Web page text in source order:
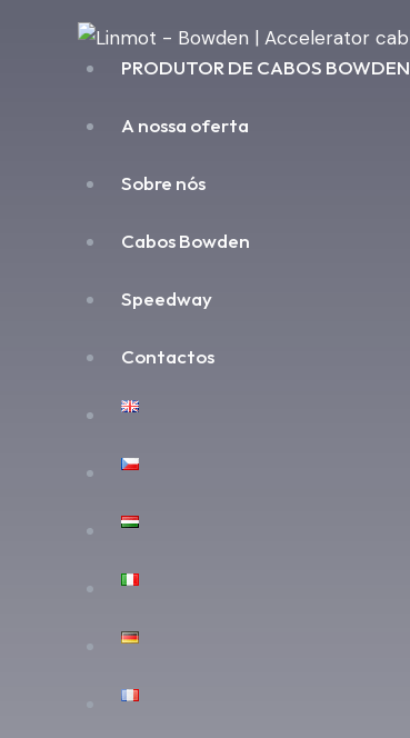
PRODUTOR DE CABOS BOWDEN
A nossa oferta
Sobre nós
Cabos Bowden
Speedway
Contactos